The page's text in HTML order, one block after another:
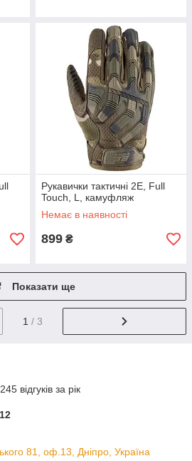
Рукавички тактичні 2E, Full
Touch, L, камуфляж
Немає в наявності
899 ₴
Показати ще
1 / 3
відгуків за рік
81, оф.13, Дніпро, Україна